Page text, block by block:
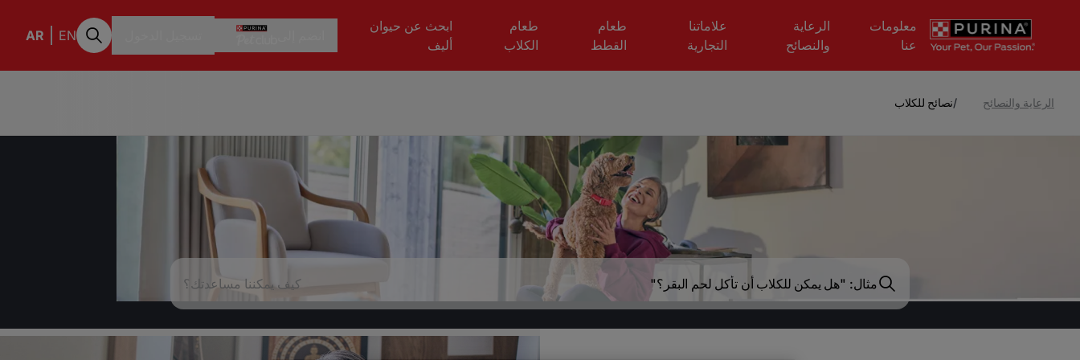
معلومات
عنا
الرعاية
والنصائح
علاماتنا
التجارية
طعام
القطط
طعام
الكلاب
ابحث عن حيوان
أليف
EN
AR
الرعاية والنصائح /نصائح للكلاب
كيف يمكننا مساعدتك؟